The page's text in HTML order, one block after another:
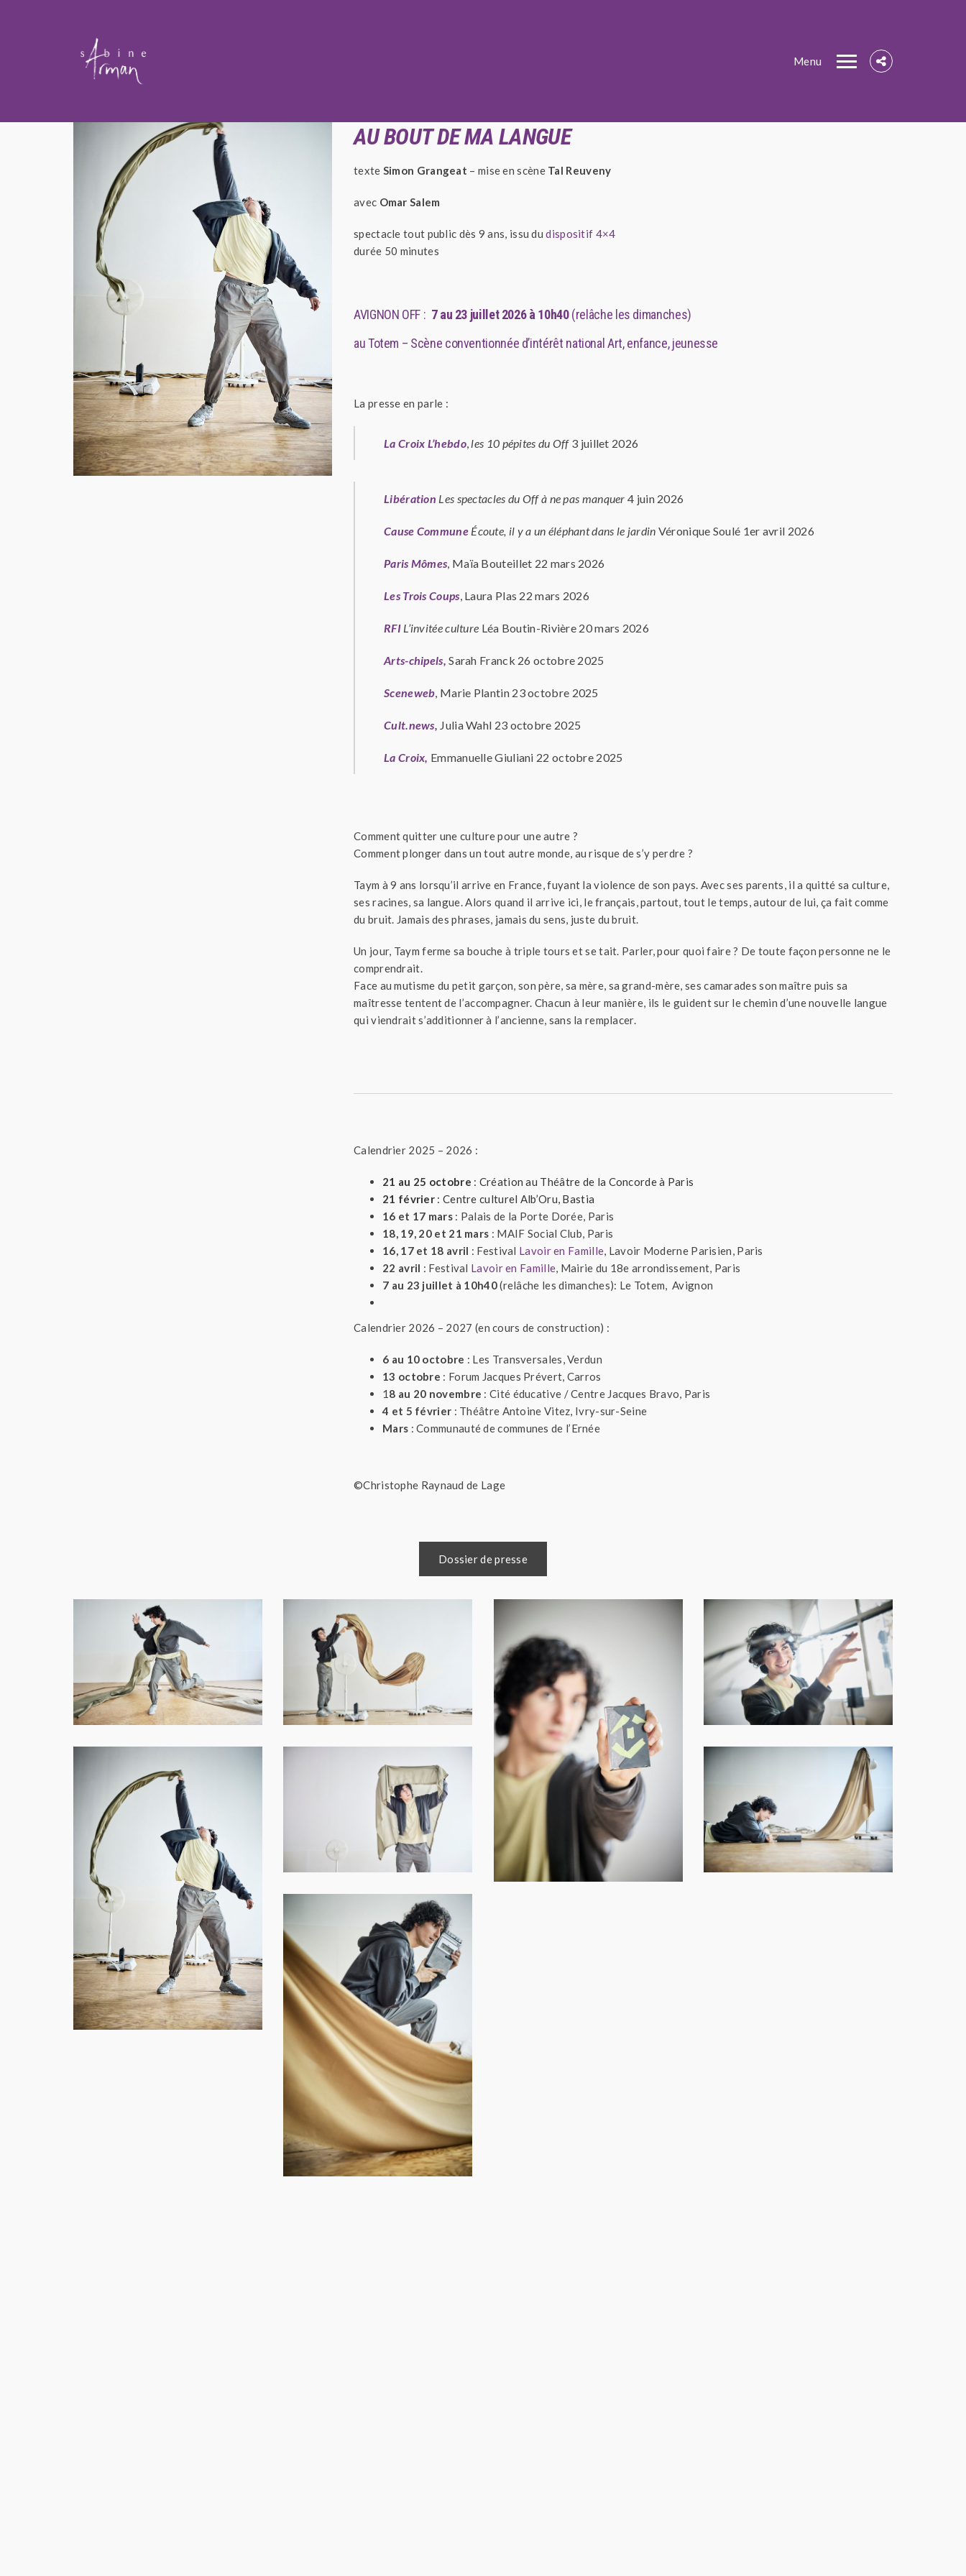
Menu
AU BOUT DE MA LANGUE
texte Simon Grangeat – mise en scène Tal Reuveny
avec Omar Salem
spectacle tout public dès 9 ans, issu dudispositif 4×4
durée 50 minutes
AVIGNON OFF : 7 au 23 juillet 2026 à 10h40(relâche les dimanches)
au Totem – Scène conventionnée d’intérêt national Art, enfance, jeunesse
La presse en parle :
La Croix L’hebdo, les 10 pépites du Off3 juillet 2026
Libération Les spectacles du Off à ne pas manquer 4 juin 2026
Cause Commune Écoute, il y a un éléphant dans le jardin Véronique Soulé 1er avril 2026
Paris Mômes, Maïa Bouteillet 22 mars 2026
Les Trois Coups, Laura Plas 22 mars 2026
RFI L’invitée culture Léa Boutin-Rivière 20 mars 2026
Arts-chipels, Sarah Franck 26 octobre 2025
Sceneweb, Marie Plantin 23 octobre 2025
Cult.news, Julia Wahl 23 octobre 2025
La Croix, Emmanuelle Giuliani 22 octobre 2025
Comment quitter une culture pour une autre ?
Comment plonger dans un tout autre monde, au risque de s’y perdre ?
Taym à 9 ans lorsqu’il arrive en France, fuyant la violence de son pays. Avec ses parents, il a quitté sa culture,
ses racines, sa langue. Alors quand il arrive ici, le français, partout, tout le temps, autour de lui, ça fait comme
du bruit. Jamais des phrases, jamais du sens, juste du bruit.
Un jour, Taym ferme sa bouche à triple tours et se tait. Parler, pour quoi faire ? De toute façon personne ne le
comprendrait.
Face au mutisme du petit garçon, son père, sa mère, sa grand-mère, ses camarades son maître puis sa
maîtresse tentent de l’accompagner. Chacun à leur manière, ils le guident sur le chemin d’une nouvelle langue
qui viendrait s’additionner à l’ancienne, sans la remplacer.
Calendrier 2025 – 2026 :
21 au 25 octobre : Création au Théâtre de la Concorde à Paris
21 février : Centre culturel Alb’Oru, Bastia
16 et 17 mars: Palais de la Porte Dorée, Paris
18, 19, 20 et 21 mars : MAIF Social Club, Paris
16, 17 et 18 avril : Festival Lavoir en Famille, Lavoir Moderne Parisien, Paris
22 avril : Festival Lavoir en Famille, Mairie du 18e arrondissement, Paris
7 au 23 juillet à 10h40(relâche les dimanches): Le Totem, Avignon
Calendrier 2026 – 2027 (en cours de construction) :
6 au 10 octobre : Les Transversales, Verdun
13 octobre : Forum Jacques Prévert, Carros
18 au 20 novembre : Cité éducative / Centre Jacques Bravo, Paris
4 et 5 février : Théâtre Antoine Vitez, Ivry-sur-Seine
Mars : Communauté de communes de l’Ernée
©Christophe Raynaud de Lage
Dossier de presse